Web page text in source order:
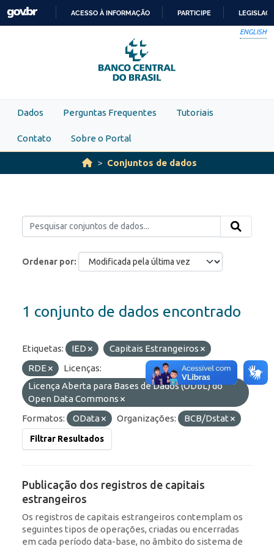
Skip to main content
PARA
O
CONTEÚDO
ACESSO À INFORMAÇÃO PARTICIPE
ENGLISH
Dados Perguntas Frequentes Tutoriais
Contato Sobre o Portal
Conjuntos de dados
Ordenar por
1 conjunto de dados encontrado
Etiquetas: IED
Capitais Estrangeiros
RDE
Licenças:
Licença Aberta para Bases de Dados (ODbL) do
Open Data Commons
Formatos:
OData Organizações: BCB/Dstat
Filtrar Resultados
Publicação dos registros de capitais
estrangeiros
Os registros de capitais estrangeiros contemplam os
seguintes tipos de operações, criadas ou encerradas
em cada período data-base, no âmbito do sistema de